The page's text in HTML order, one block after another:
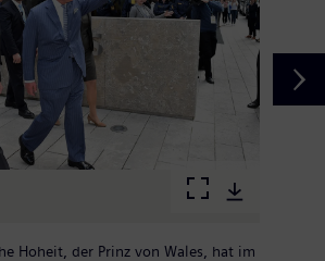
Hoheit, der Prinz von Wales, hat im